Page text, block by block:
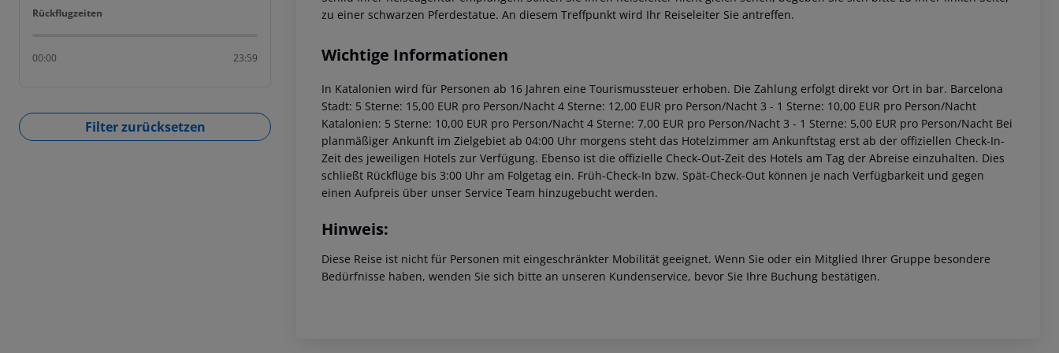
Rückflugzeiten
Rückflugzeiten
00:00 23:59
Filter zurücksetzen
zu einer schwarzen Pferdestatue. An diesem Treffpunkt wird Ihr Reiseleiter Sie antreffen.
Wichtige Informationen
In Katalonien wird für Personen ab 16 Jahren eine Tourismussteuer erhoben. Die Zahlung erfolgt direkt vor Ort in bar. Barcelona
Stadt: 5 Sterne: 15,00 EUR pro Person/Nacht 4 Sterne: 12,00 EUR pro Person/Nacht 3 - 1 Sterne: 10,00 EUR pro Person/Nacht
Katalonien: 5 Sterne: 10,00 EUR pro Person/Nacht 4 Sterne: 7,00 EUR pro Person/Nacht 3 - 1 Sterne: 5,00 EUR pro Person/Nacht Bei
planmäßiger Ankunft im Zielgebiet ab 04:00 Uhr morgens steht das Hotelzimmer am Ankunftstag erst ab der offiziellen Check-In-
Zeit des jeweiligen Hotels zur Verfügung. Ebenso ist die offizielle Check-Out-Zeit des Hotels am Tag der Abreise einzuhalten. Dies
schließt Rückflüge bis 3:00 Uhr am Folgetag ein. Früh-Check-In bzw. Spät-Check-Out können je nach Verfügbarkeit und gegen
einen Aufpreis über unser Service Team hinzugebucht werden.
Hinweis:
Diese Reise ist nicht für Personen mit eingeschränkter Mobilität geeignet. Wenn Sie oder ein Mitglied Ihrer Gruppe besondere
Bedürfnisse haben, wenden Sie sich bitte an unseren Kundenservice, bevor Sie Ihre Buchung bestätigen.